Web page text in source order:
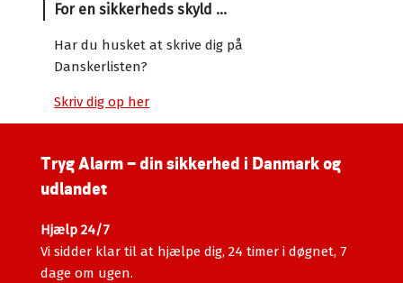
For en sikkerheds skyld ...
Har du husket at skrive dig på
Danskerlisten?
Skriv dig op her
Tryg Alarm – din sikkerhed i Danmark og
udlandet
Hjælp 24/7
Vi sidder klar til at hjælpe dig, 24 timer i døgnet, 7
dage om ugen.